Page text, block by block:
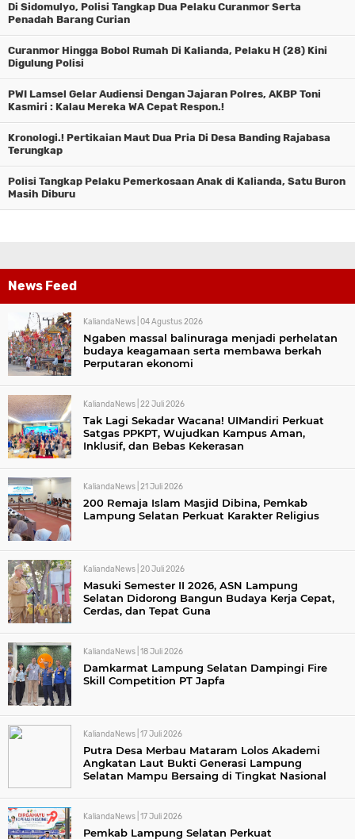
Di Sidomulyo, Polisi Tangkap Dua Pelaku Curanmor Serta
Penadah Barang Curian
Curanmor Hingga Bobol Rumah Di Kalianda, Pelaku H (28) Kini
Digulung Polisi
PWI Lamsel Gelar Audiensi Dengan Jajaran Polres, AKBP Toni
Kasmiri : Kalau Mereka WA Cepat Respon.!
Kronologi.! Pertikaian Maut Dua Pria Di Desa Banding Rajabasa
Terungkap
Polisi Tangkap Pelaku Pemerkosaan Anak di Kalianda, Satu Buron
Masih Diburu
News Feed
KaliandaNews | 04 Agustus 2026
Ngaben massal balinuraga menjadi perhelatan
budaya keagamaan serta membawa berkah
Perputaran ekonomi
KaliandaNews | 22 Juli 2026
Tak Lagi Sekadar Wacana! UIMandiri Perkuat
Satgas PPKPT, Wujudkan Kampus Aman,
Inklusif, dan Bebas Kekerasan
KaliandaNews | 21 Juli 2026
200 Remaja Islam Masjid Dibina, Pemkab
Lampung Selatan Perkuat Karakter Religius
KaliandaNews | 20 Juli 2026
Masuki Semester II 2026, ASN Lampung
Selatan Didorong Bangun Budaya Kerja Cepat,
Cerdas, dan Tepat Guna
KaliandaNews | 18 Juli 2026
Damkarmat Lampung Selatan Dampingi Fire
Skill Competition PT Japfa
KaliandaNews | 17 Juli 2026
Putra Desa Merbau Mataram Lolos Akademi
Angkatan Laut Bukti Generasi Lampung
Selatan Mampu Bersaing di Tingkat Nasional
KaliandaNews | 17 Juli 2026
Pemkab Lampung Selatan Perkuat